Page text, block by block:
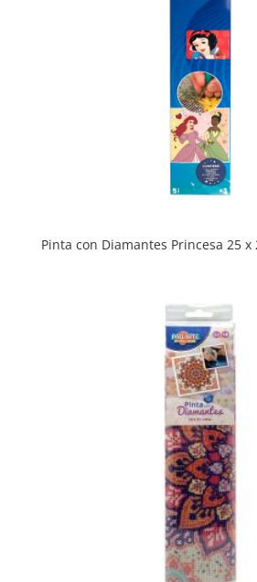
Pinta con Diamantes Princesa 25 x